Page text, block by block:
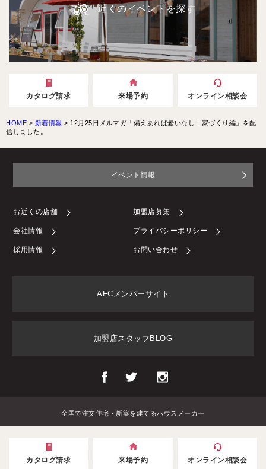
近くのイベントを探す
カタログ請求 来場予約 オンライン相談会
HOME > 新着情報 > 12月25日メルマガ「備えあれば憂いなし：家づくり編」を配
信しました。
イベント情報
お近くの店舗 加盟店募集
会社情報 プライバシーポリシー
採用情報 お問い合わせ
AFCメンバーサイト
加盟店スタッフBLOG
全国で注文住宅・新築を建てるハウスメーカー
カタログ請求 来場予約 オンライン相談会